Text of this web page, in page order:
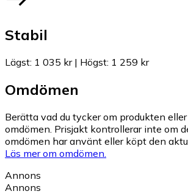
Stabil
Lägst: 1 035 kr| Högst: 1 259 kr
Omdömen
Berätta vad du tycker om produkten
omdömen. Prisjakt kontrollerar inte om
omdömen har använt eller köpt den
Läs mer om omdömen.
Annons
Annons